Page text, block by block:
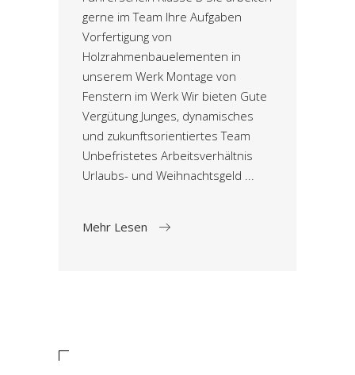
gerne im Team Ihre Aufgaben
Vorfertigung von
Holzrahmenbauelementen in
unserem Werk Montage von
Fenstern im Werk Wir bieten Gute
Vergütung Junges, dynamisches
und zukunftsorientiertes Team
Unbefristetes Arbeitsverhältnis
Urlaubs- und Weihnachtsgeld
Mehr Lesen